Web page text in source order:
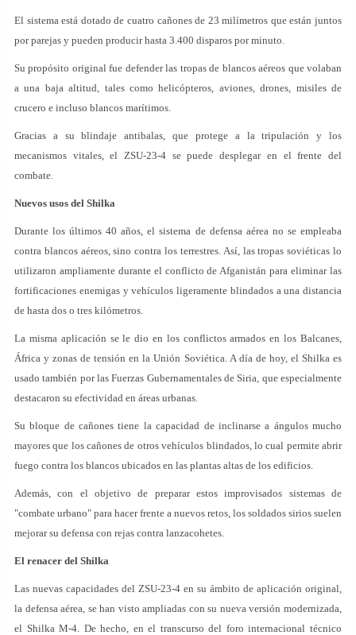
El sistema está dotado de cuatro cañones de 23 milímetros que están juntos
por parejas y pueden producir hasta 3.400 disparos por minuto.
Su propósito original fue defender las tropas de blancos aéreos que volaban
a una baja altitud, tales como helicópteros, aviones, drones, misiles de
crucero e incluso blancos marítimos.
Gracias a su blindaje antibalas, que protege a la tripulación y los
mecanismos vitales, el ZSU-23-4 se puede desplegar en el frente del
combate.
Nuevos usos del Shilka
Durante los últimos 40 años, el sistema de defensa aérea no se empleaba
contra blancos aéreos, sino contra los terrestres. Así, las tropas soviéticas lo
utilizaron ampliamente durante el conflicto de Afganistán para eliminar las
fortificaciones enemigas y vehículos ligeramente blindados a una distancia
de hasta dos o tres kilómetros.
La misma aplicación se le dio en los conflictos armados en los Balcanes,
África y zonas de tensión en la Unión Soviética. A día de hoy, el Shilka es
usado también por las Fuerzas Gubernamentales de Siria, que especialmente
destacaron su efectividad en áreas urbanas.
Su bloque de cañones tiene la capacidad de inclinarse a ángulos mucho
mayores que los cañones de otros vehículos blindados, lo cual permite abrir
fuego contra los blancos ubicados en las plantas altas de los edificios.
Además, con el objetivo de preparar estos improvisados sistemas de
"combate urbano" para hacer frente a nuevos retos, los soldados sirios suelen
mejorar su defensa con rejas contra lanzacohetes.
El renacer del Shilka
Las nuevas capacidades del ZSU-23-4 en su ámbito de aplicación original,
la defensa aérea, se han visto ampliadas con su nueva versión modernizada,
el Shilka M-4. De hecho, en el transcurso del foro internacional técnico